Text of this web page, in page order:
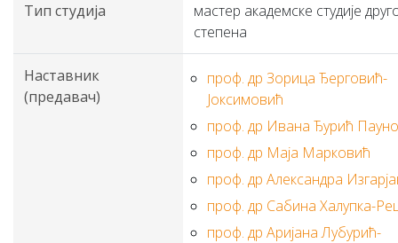
Тип студија
мастер академске студије
степена
Наставник
(предавач)
проф. др Зорица Ђерговић-
Јоксимовић
проф. др Ивана Ђурић
проф. др Маја Марковић
проф. др Александра
проф. др Сабина Халупка-
проф. др Аријана Лубурић-